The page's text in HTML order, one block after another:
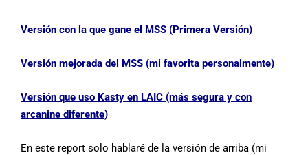
Versión con la que gane el MSS (Primera Versión)
Versión mejorada del MSS (mi favorita personalmente)
Versión que uso Kasty en LAIC (más segura y con
arcanine diferente)
En este report solo hablaré de la versión de arriba (mi